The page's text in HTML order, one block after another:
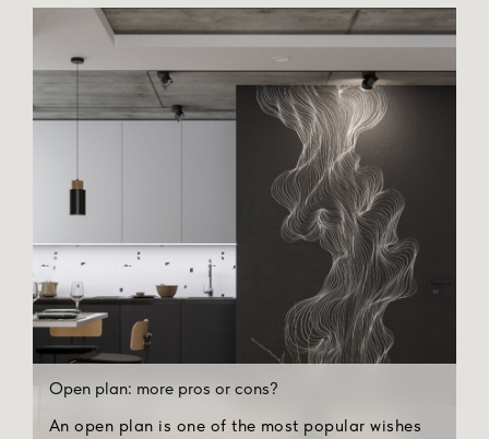
Open plan: more pros or cons?
An open plan is one of the most popular wishes